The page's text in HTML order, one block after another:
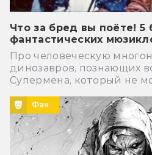
Что за бред вы поёте! 5
фантастических
Про человеческую
динозавров, познающих
Супермена, который не
Фан